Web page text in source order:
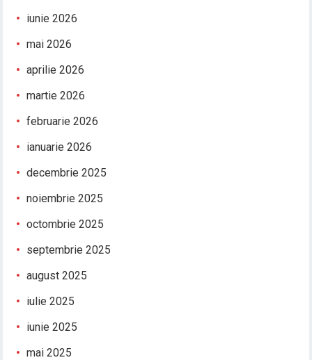
iunie 2026
mai 2026
aprilie 2026
martie 2026
februarie 2026
ianuarie 2026
decembrie 2025
noiembrie 2025
octombrie 2025
septembrie 2025
august 2025
iulie 2025
iunie 2025
mai 2025